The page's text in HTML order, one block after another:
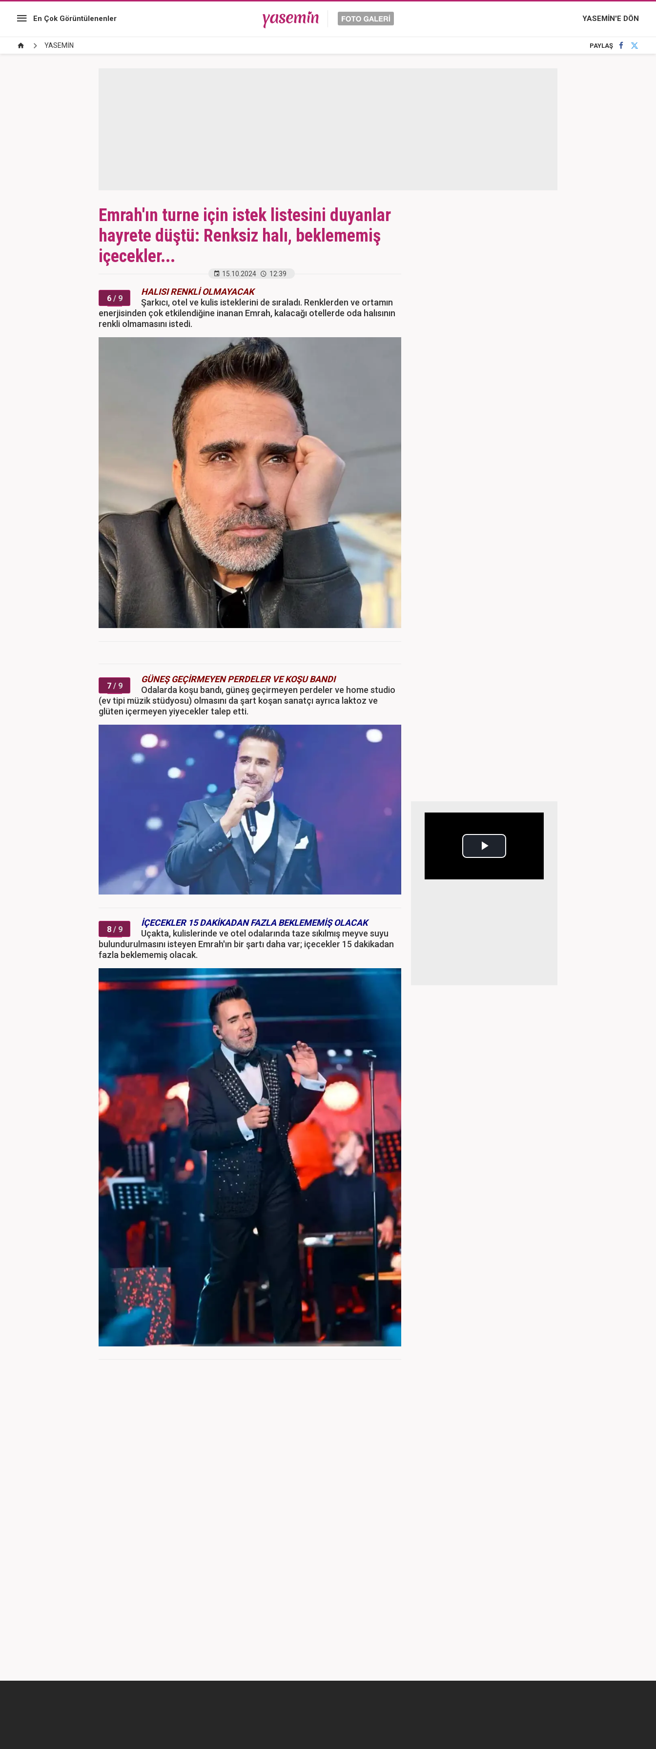
En Çok Görüntülenenler YASEMİN'E DÖN
YASEMİN PAYLAŞ
Emrah'ın turne için istek listesini duyanlar
hayrete düştü: Renksiz halı, beklememiş
içecekler...
15.10.2024 12:39
6 / 9
HALISI RENKLİ OLMAYACAK
Şarkıcı, otel ve kulis isteklerini de sıraladı. Renklerden ve ortamın
enerjisinden çok etkilendiğine inanan Emrah, kalacağı otellerde oda halısının
renkli olmamasını istedi.
7 / 9
GÜNEŞ GEÇİRMEYEN PERDELER VE KOŞU BANDI
Odalarda koşu bandı, güneş geçirmeyen perdeler ve home studio
(ev tipi müzik stüdyosu) olmasını da şart koşan sanatçı ayrıca laktoz ve
glüten içermeyen yiyecekler talep etti.
8 / 9
İÇECEKLER 15 DAKİKADAN FAZLA BEKLEMEMİŞ OLACAK
Uçakta, kulislerinde ve otel odalarında taze sıkılmış meyve suyu
bulundurulmasını isteyen Emrah'ın bir şartı daha var; içecekler 15 dakikadan
fazla beklememiş olacak.